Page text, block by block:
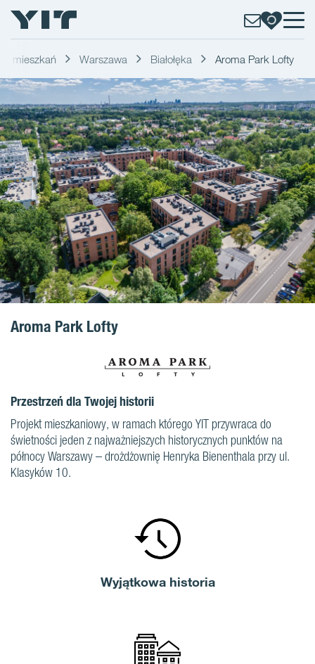
mieszkań Warszawa Białołęka Aroma Park Lofty
Aroma Park Lofty
Przestrzeń dla Twojej historii
Projekt mieszkaniowy, w ramach którego YIT przywraca do
świetności jeden z najważniejszych historycznych punktów na
północy Warszawy – drożdżownię Henryka Bienenthala przy ul.
Klasyków 10.
Wyjątkowa historia